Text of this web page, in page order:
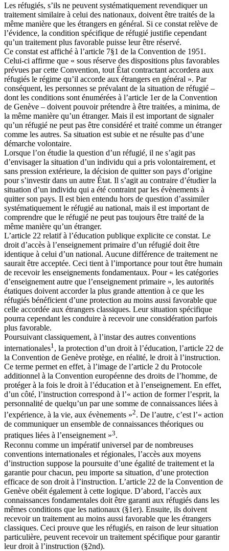
Les réfugiés, s’ils ne peuvent systématiquement revendiquer un
traitement similaire à celui des nationaux, doivent être traités de la
même manière que les étrangers en général. Si ce constat relève de
l’évidence, la condition spécifique de réfugié justifie cependant
qu’un traitement plus favorable puisse leur être réservé.
Ce constat est affiché à l’article 7§1 de la Convention de 1951.
Celui-ci affirme que « sous réserve des dispositions plus favorables
prévues par cette Convention, tout État contractant accordera aux
réfugiés le régime qu’il accorde aux étrangers en général ». Par
conséquent, les personnes se prévalant de la situation de réfugié –
dont les conditions sont énumérées à l’article 1er de la Convention
de Genève – doivent pouvoir prétendre à être traitées, a minima, de
la même manière qu’un étranger. Mais il est important de signaler
qu’un réfugié ne peut pas être considéré et traité comme un étranger
comme les autres. Sa situation est subie et ne résulte pas d’une
démarche volontaire.
Lorsque l’on étudie la question d’un réfugié, il ne s’agit pas
d’envisager la situation d’un individu qui a pris volontairement, et
sans pression extérieure, la décision de quitter son pays d’origine
pour s’investir dans un autre État. Il s’agit au contraire d’étudier la
situation d’un individu qui a été contraint par les évènements à
quitter son pays. Il est bien entendu hors de question d’assimiler
systématiquement le réfugié au national, mais il est important de
comprendre que le réfugié ne peut pas toujours être traité de la
même manière qu’un étranger.
L’article 22 relatif à l’éducation publique explicite ce constat. Le
droit d’accès à l’enseignement primaire d’un réfugié doit être
identique à celui d’un national. Aucune différence de traitement ne
saurait être acceptée. Ceci tient à l’importance pour tout être humain
de recevoir les enseignements fondamentaux. Pour « les catégories
d’enseignement autre que l’enseignement primaire », les autorités
étatiques doivent accorder la plus grande attention à ce que les
réfugiés bénéficient d’une protection au moins aussi favorable que
celle accordée aux étrangers classiques. Leur situation spécifique
pourra cependant les conduire à recevoir une considération parfois
plus favorable.
Poursuivant classiquement, à l’instar des autres conventions
internationales1 , la protection d’un droit à l’éducation, l’article 22 de
la Convention de Genève protège, en réalité, le droit à l’instruction.
Ce terme permet en effet, à l’image de l’article 2 du Protocole
additionnel à la Convention européenne des droits de l’homme, de
protéger à la fois le droit à l’éducation et à l’enseignement. En effet,
d’un côté, l’instruction correspond à l’« action de former l’esprit, la
personnalité de quelqu’un par une somme de connaissances liées à
l’expérience, à la vie, aux évènements »2. De l’autre, c’est l’« action
de communiquer un ensemble de connaissances théoriques ou
pratiques liées à l’enseignement »3.
Reconnu comme un impératif universel par de nombreuses
conventions internationales et régionales, l’accès aux moyens
d’instruction suppose la poursuite d’une égalité de traitement et la
garantie pour chacun, peu importe sa situation, d’une protection
efficace de son droit à l’instruction. L’article 22 de la Convention de
Genève obéit également à cette logique. D’abord, l’accès aux
connaissances fondamentales doit être garanti aux réfugiés dans les
mêmes conditions que les nationaux (§1er). Ensuite, ils doivent
recevoir un traitement au moins aussi favorable que les étrangers
classiques. Ceci prouve que les réfugiés, en raison de leur situation
particulière, peuvent recevoir un traitement spécifique pour garantir
leur droit à l’instruction (§2nd).